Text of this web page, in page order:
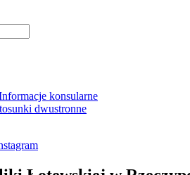
konsularne
dwustronne